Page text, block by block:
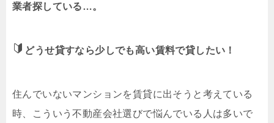
業者探している…。
どうせ貸すなら少しでも高い賃料で貸したい！
住んでいないマンションを賃貸に出そうと考えている
時、こういう不動産会社選びで悩んでいる人は多いで